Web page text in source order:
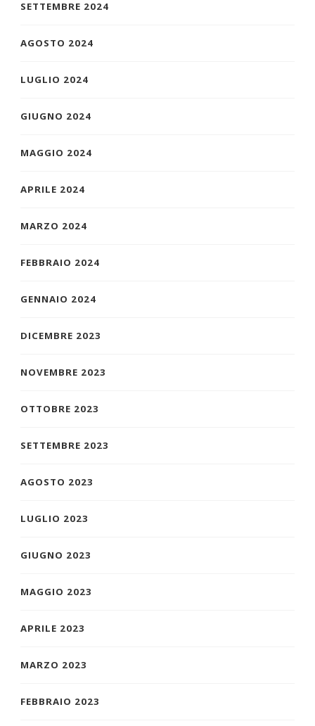
SETTEMBRE 2024
AGOSTO 2024
LUGLIO 2024
GIUGNO 2024
MAGGIO 2024
APRILE 2024
MARZO 2024
FEBBRAIO 2024
GENNAIO 2024
DICEMBRE 2023
NOVEMBRE 2023
OTTOBRE 2023
SETTEMBRE 2023
AGOSTO 2023
LUGLIO 2023
GIUGNO 2023
MAGGIO 2023
APRILE 2023
MARZO 2023
FEBBRAIO 2023